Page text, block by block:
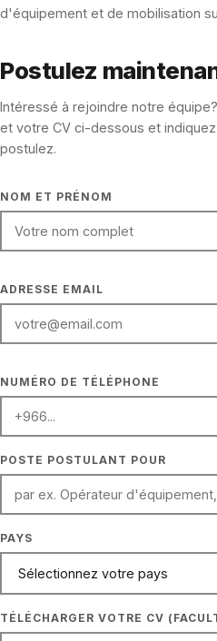
d'équipement et de mobilisation
Postulez
Intéressé à rejoindre notre
et votre CV ci-dessous et
postulez.
FULL NAME
NOM ET PRÉNOM
EMAIL ADDRESS
ADRESSE EMAIL
PHONE NUMBER
NUMÉRO DE TÉLÉPHONE
POSITION APPLYING FOR
POSTE POSTULANT POUR
COUNTRY
PAYS
UPLOAD CV (OPTIONAL)
TÉLÉCHARGER VOTRE CV